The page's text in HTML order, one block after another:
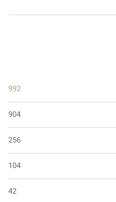
992
904
256
104
42